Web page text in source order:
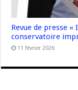
Revue de presse
conservatoire
11 février 2026